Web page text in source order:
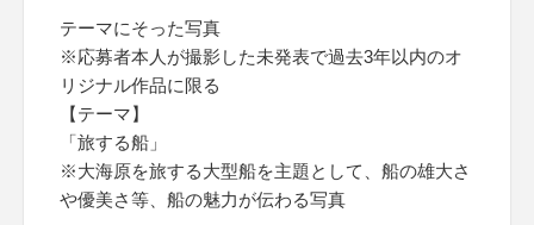
テーマにそった写真
※応募者本人が撮影した未発表で過去3年以内のオ
リジナル作品に限る
【テーマ】
「旅する船」
※大海原を旅する大型船を主題として、船の雄大さ
や優美さ等、船の魅力が伝わる写真